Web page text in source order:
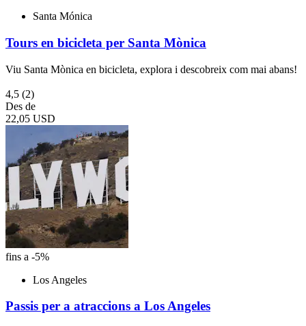
Santa Mónica
Tours en bicicleta per Santa Mònica
Viu Santa Mònica en bicicleta, explora i descobreix com mai abans!
4,5 (2)
Des de
22,05 USD
fins a -5%
Los Angeles
Passis per a atraccions a Los Angeles